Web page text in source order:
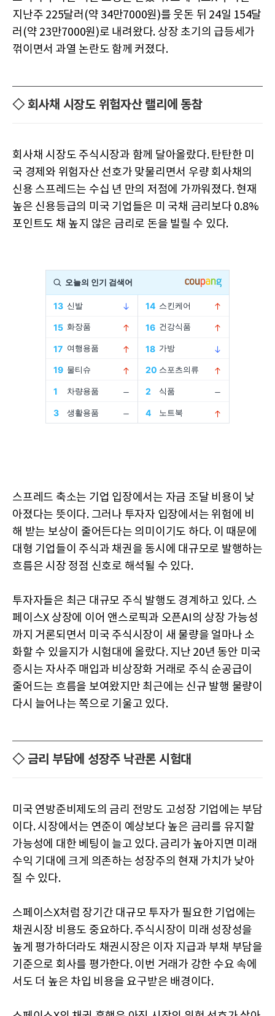
지난주 225달러(약 34만7000원)를 웃돈 뒤 24일 154달
러(약 23만7000원)로 내려왔다. 상장 초기의 급등세가
꺾이면서 과열 논란도 함께 커졌다.
◇ 회사채 시장도 위험자산 랠리에 동참
회사채 시장도 주식시장과 함께 달아올랐다. 탄탄한 미
국 경제와 위험자산 선호가 맞물리면서 우량 회사채의
신용 스프레드는 수십 년 만의 저점에 가까워졌다. 현재
높은 신용등급의 미국 기업들은 미 국채 금리보다 0.8%
포인트도 채 높지 않은 금리로 돈을 빌릴 수 있다.
스프레드 축소는 기업 입장에서는 자금 조달 비용이 낮
아졌다는 뜻이다. 그러나 투자자 입장에서는 위험에 비
해 받는 보상이 줄어든다는 의미이기도 하다. 이 때문에
대형 기업들이 주식과 채권을 동시에 대규모로 발행하는
흐름은 시장 정점 신호로 해석될 수 있다.
투자자들은 최근 대규모 주식 발행도 경계하고 있다. 스
페이스X 상장에 이어 앤스로픽과 오픈AI의 상장 가능성
까지 거론되면서 미국 주식시장이 새 물량을 얼마나 소
화할 수 있을지가 시험대에 올랐다. 지난 20년 동안 미국
증시는 자사주 매입과 비상장화 거래로 주식 순공급이
줄어드는 흐름을 보여왔지만 최근에는 신규 발행 물량이
다시 늘어나는 쪽으로 기울고 있다.
◇ 금리 부담에 성장주 낙관론 시험대
미국 연방준비제도의 금리 전망도 고성장 기업에는 부담
이다. 시장에서는 연준이 예상보다 높은 금리를 유지할
가능성에 대한 베팅이 늘고 있다. 금리가 높아지면 미래
수익 기대에 크게 의존하는 성장주의 현재 가치가 낮아
질 수 있다.
스페이스X처럼 장기간 대규모 투자가 필요한 기업에는
채권시장 비용도 중요하다. 주식시장이 미래 성장성을
높게 평가하더라도 채권시장은 이자 지급과 부채 부담을
기준으로 회사를 평가한다. 이번 거래가 강한 수요 속에
서도 더 높은 차입 비용을 요구받은 배경이다.